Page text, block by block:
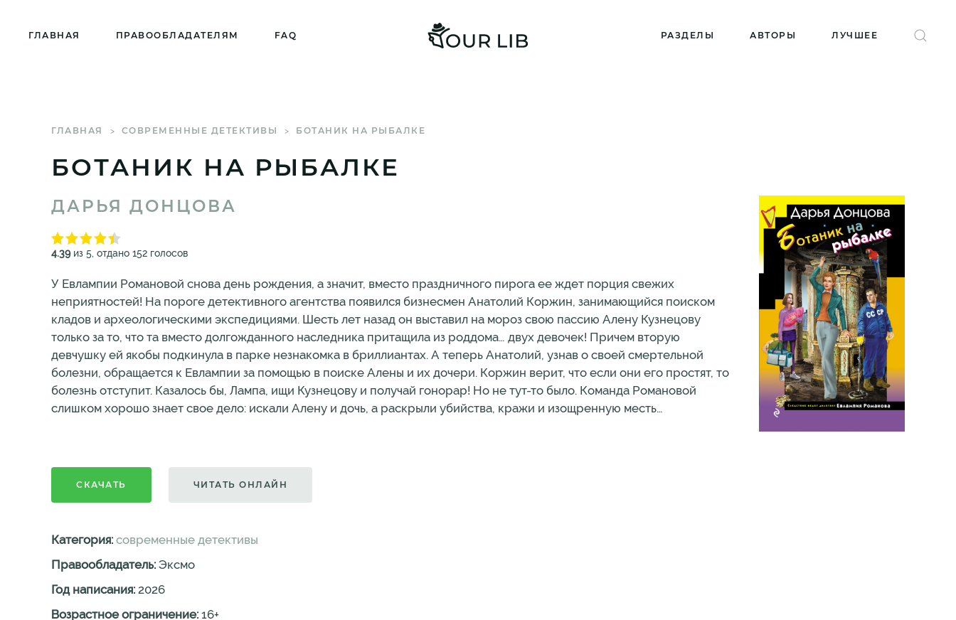
ГЛАВНАЯ ПРАВООБЛАДАТЕЛЯМ FAQ РАЗДЕЛЫ АВТОРЫ ЛУЧШЕЕ
ГЛАВНАЯ СОВРЕМЕННЫЕ ДЕТЕКТИВЫ БОТАНИК НА РЫБАЛКЕ
БОТАНИК НА РЫБАЛКЕ
ДАРЬЯ ДОНЦОВА
4.39из 5, отдано 152 голосов
У Евлампии Романовой снова день рождения, а значит, вместо праздничного пирога ее ждет порция свежих
неприятностей! На пороге детективного агентства появился бизнесмен Анатолий Коржин, занимающийся поиском
кладов и археологическими экспедициями. Шесть лет назад он выставил на мороз свою пассию Алену Кузнецову
только за то, что та вместо долгожданного наследника притащила из роддома… двух девочек! Причем вторую
девчушку ей якобы подкинула в парке незнакомка в бриллиантах. А теперь Анатолий, узнав о своей смертельной
болезни, обращается к Евлампии за помощью в поиске Алены и их дочери. Коржин верит, что если они его простят, то
болезнь отступит. Казалось бы, Лампа, ищи Кузнецову и получай гонорар! Но не тут-то было. Команда Романовой
слишком хорошо знает свое дело: искали Алену и дочь, а раскрыли убийства, кражи и изощренную месть…
СКАЧАТЬ ЧИТАТЬ ОНЛАЙН
Категория: современные детективы
Правообладатель: Эксмо
Год написания: 2026
Возрастное ограничение: 16+